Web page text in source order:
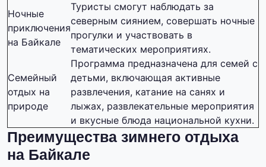
Ночные
приключения
на Байкале
Туристы смогут наблюдать за
северным сиянием, совершать ночные
прогулки и участвовать в
тематических мероприятиях.
Семейный
отдых на
природе
Программа предназначена для семей с
детьми, включающая активные
развлечения, катание на санях и
лыжах, развлекательные мероприятия
и вкусные блюда национальной кухни.
Преимущества зимнего отдыха
на Байкале